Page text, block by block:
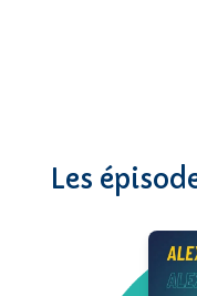
Les